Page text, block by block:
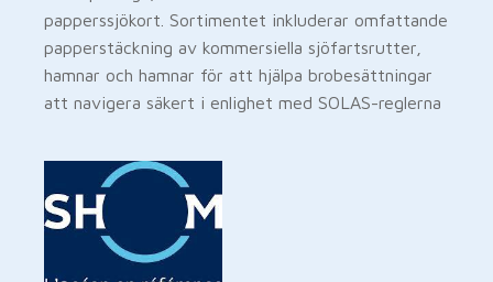
papperssjökort. Sortimentet inkluderar omfattande
papperstäckning av kommersiella sjöfartsrutter,
hamnar och hamnar för att hjälpa brobesättningar
att navigera säkert i enlighet med SOLAS-reglerna